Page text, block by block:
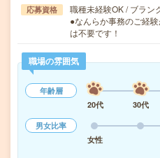
応募資格
職種未経験OK / ブラン
●なんらか事務のご経
は不要です！
職場の雰囲気
年齢層
20代
30代
男女比率
女性